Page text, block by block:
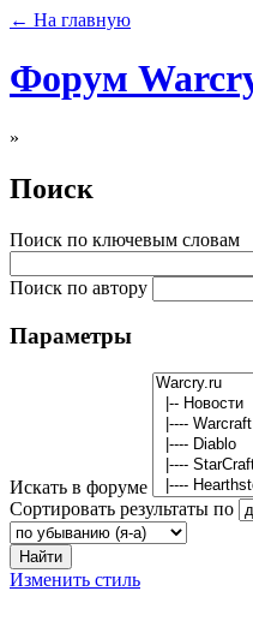
← На главную
Форум
»
Поиск
Поиск по ключевым словам
Поиск по автору
Параметры
Искать в форуме
Сортировать результаты по
Изменить стиль